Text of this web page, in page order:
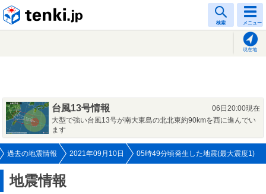
検索 メニュー
現在地
台風13号情報
06日20:00現在
大型で強い台風13号が南大東島の北北東約90kmを西に進んでい
ます
過去の地震情報 2021年09月10日 05時49分頃発生した地震(最大震度1)
地震情報